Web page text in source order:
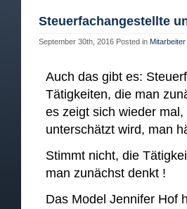
Steuerfachangestellte
September 30th, 2016 Posted in Mitarbeiter
Auch das gibt es:
Tätigkeiten, die man
es zeigt sich wieder
unterschätzt wird, man
Stimmt nicht, die
man zunächst denkt !
Das Model Jennifer Hof